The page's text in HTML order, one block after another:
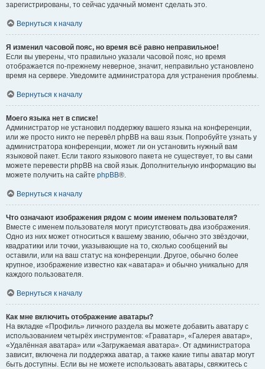
зарегистрированы, то сейчас удачный момент сделать это.
Вернуться к началу
Я изменил часовой пояс, но время всё равно неправильное!
Если вы уверены, что правильно указали часовой пояс, но время
отображается по-прежнему неверное, значит, неправильно установлено
время на сервере. Уведомите администратора для устранения проблемы.
Вернуться к началу
Моего языка нет в списке!
Администратор не установил поддержку вашего языка на конференции,
или же просто никто не перевёл phpBB на ваш язык. Попробуйте узнать у
администратора конференции, может ли он установить нужный вам
языковой пакет. Если такого языкового пакета не существует, то вы сами
можете перевести phpBB на свой язык. Дополнительную информацию вы
можете получить на сайте phpBB®.
Вернуться к началу
Что означают изображения рядом с моим именем пользователя?
Вместе с именем пользователя могут присутствовать два изображения.
Одно из них может относиться к вашему званию, обычно это звёздочки,
квадратики или точки, указывающие на то, сколько сообщений вы
оставили, или на ваш статус на конференции. Другое, обычно более
крупное, изображение известно как «аватара» и обычно уникально для
каждого пользователя.
Вернуться к началу
Как мне включить отображение аватары?
На вкладке «Профиль» личного раздела вы можете добавить аватару с
использованием четырёх инструментов: «Граватар», «Галерея аватар»,
«Удалённая аватара» или «Загружаемая аватара». От администратора
зависит, включена ли поддержка аватар, а также какие типы аватар могут
быть доступны. Если вы не можете использовать аватары, свяжитесь с